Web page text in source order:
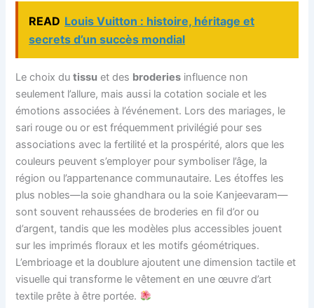
READ Louis Vuitton : histoire, héritage et
secrets d’un succès mondial
Le choix dutissu et des broderies influence non
seulement l’allure, mais aussi la cotation sociale et les
émotions associées à l’événement. Lors des mariages, le
sari rouge ou or est fréquemment privilégié pour ses
associations avec la fertilité et la prospérité, alors que les
couleurs peuvent s’employer pour symboliser l’âge, la
région ou l’appartenance communautaire. Les étoffes les
plus nobles—la soie ghandhara ou la soie Kanjeevaram—
sont souvent rehaussées de broderies en fil d’or ou
d’argent, tandis que les modèles plus accessibles jouent
sur les imprimés floraux et les motifs géométriques.
L’embrioage et la doublure ajoutent une dimension tactile et
visuelle qui transforme le vêtement en une œuvre d’art
textile prête à être portée.